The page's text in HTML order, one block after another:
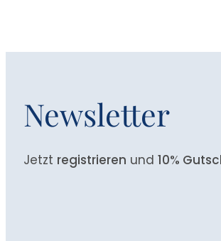
Newsletter
Jetzt registrieren und 10%